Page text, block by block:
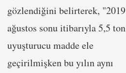
gözlendiğini belirterek, "2019
ağustos sonu itibarıyla 5,5 ton
uyuşturucu madde ele
geçirilmişken bu yılın aynı